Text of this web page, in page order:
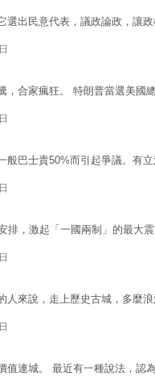
選出民意代表，議政論政，讓
合家瘋狂。 特朗普當選美國
巴士貴50%而引起爭議。有
排，激起「一國兩制」的最大
來說，走上歷史古城，多麼
連城。 最近有一種說法，認